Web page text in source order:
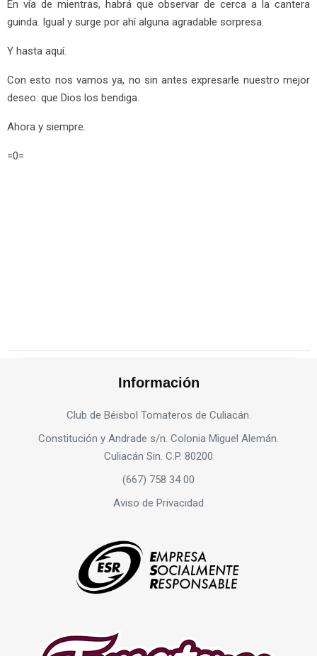
En vía de mientras, habrá que observar de cerca a la cantera
guinda. Igual y surge por ahí alguna agradable sorpresa.
Y hasta aquí.
Con esto nos vamos ya, no sin antes expresarle nuestro mejor
deseo: que Dios los bendiga.
Ahora y siempre.
=0=
Información
Club de Béisbol Tomateros de Culiacán.
Constitución y Andrade s/n. Colonia Miguel Alemán.
Culiacán Sin. C.P. 80200
(667) 758 34 00
Aviso de Privacidad